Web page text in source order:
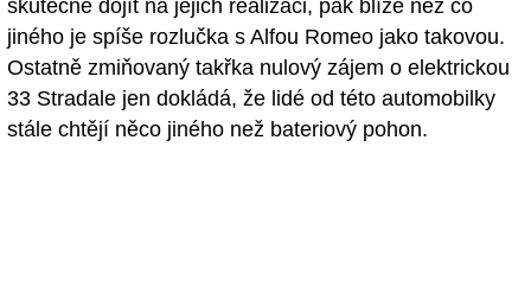
skutečně dojít na jejich realizaci, pak blíže než co
jiného je spíše rozlučka s Alfou Romeo jako takovou.
Ostatně zmiňovaný takřka nulový zájem o elektrickou
33 Stradale jen dokládá, že lidé od této automobilky
stále chtějí něco jiného než bateriový pohon.